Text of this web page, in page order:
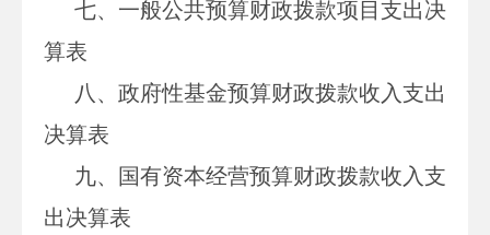
七、一般公共预算财政拨款项目支出决
算表
八、政府性基金预算财政拨款收入支出
决算表
九、国有资本经营预算财政拨款收入支
出决算表